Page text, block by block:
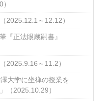
2025.12.1～12.12）
『正法眼蔵嗣書』
2025.9.16～11.2）
大学に坐禅の授業を
（2025.10.29）